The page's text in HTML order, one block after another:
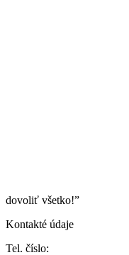
dovoliť všetko!”
Kontakté údaje
Tel. číslo: